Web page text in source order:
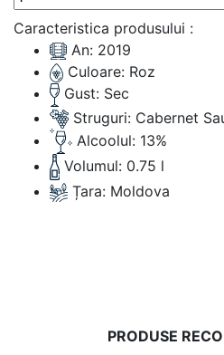
Caracteristica produsului :
An: 2019
Culoare: Roz
Gust: Sec
Struguri: Cabernet
Alcoolul: 13%
Volumul: 0.75 l
Țara: Moldova
PRODUSE